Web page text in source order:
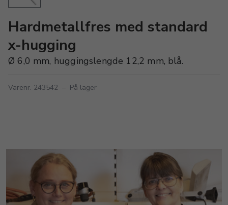
Hardmetallfres med standard
x-hugging
Ø 6,0 mm, huggingslengde 12,2 mm, blå.
Varenr. 243542 – På lager